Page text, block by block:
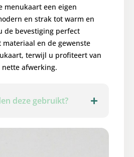
menukaart een eigen
en strak tot warm en
de bevestiging perfect
en de gewenste
terwijl u profiteert van
afwerking.
deze gebruikt?